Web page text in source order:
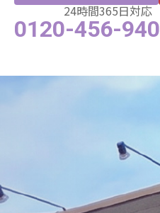
24時間365日対応
0120-456-940